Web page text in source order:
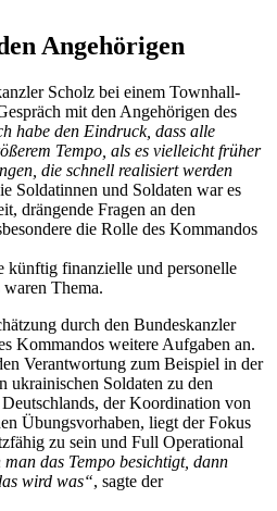
Angehörigen
Scholz bei einem Townhall-
mit den Angehörigen des
habe den Eindruck, dass alle
Tempo, als es vielleicht früher
die schnell realisiert werden
Soldatinnen und Soldaten war es
drängende Fragen an den
die Rolle des Kommandos
künftig finanzielle und personelle
Thema.
durch den Bundeskanzler
Kommandos weitere Aufgaben an.
Verantwortung zum Beispiel in der
ukrainischen Soldaten zu den
der Koordination von
Übungsvorhaben, liegt der Fokus
zu sein und Full Operational
man das Tempo besichtigt, dann
wird was“, sagte der